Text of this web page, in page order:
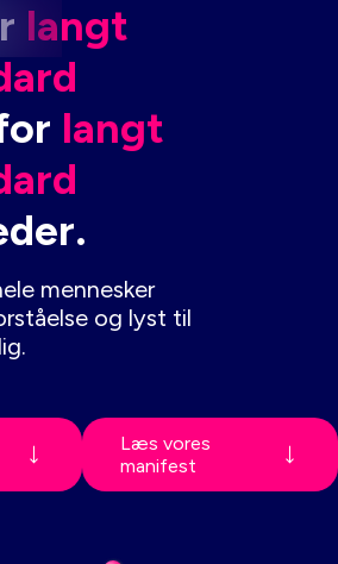
langt
langt
mennesker
og lyst til
Læs vores
manifest